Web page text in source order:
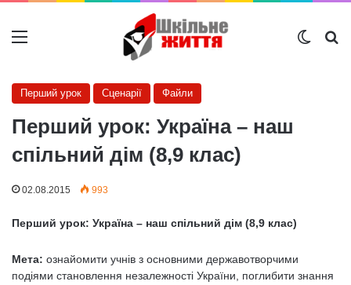
Меню
Перший урок Сценарії Файли
Перший урок: Україна – наш
спільний дім (8,9 клас)
02.08.2015 993
Перший урок: Україна – наш спільний дім (8,9 клас)
Мета: ознайомити учнів з основними державотворчими
подіями становлення незалежності України, поглибити знання